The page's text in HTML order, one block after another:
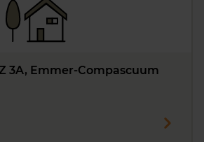
3A, Emmer-Compascuum